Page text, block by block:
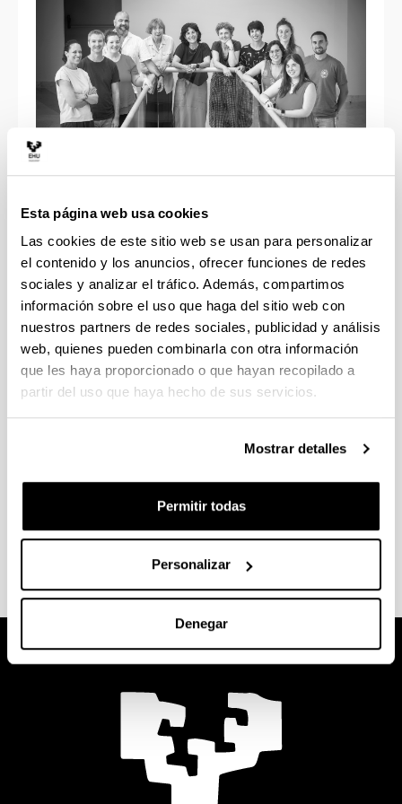
Esta página web usa cookies
Las cookies de este sitio web se usan para personalizar
el contenido y los anuncios, ofrecer funciones de redes
sociales y analizar el tráfico. Además, compartimos
información sobre el uso que haga del sitio web con
nuestros partners de redes sociales, publicidad y análisis
web, quienes pueden combinarla con otra información
que les haya proporcionado o que hayan recopilado a
partir del uso que haya hecho de sus servicios.
Mostrar detalles
Permitir todas
Personalizar
Denegar
Centro de Investigación Micaela Portilla
Ikergunea
Justo Vélez de Elorriaga, 1
E 01006 Vitoria-Gasteiz
+34 945 01 32 46
elebilab@ehu.eus